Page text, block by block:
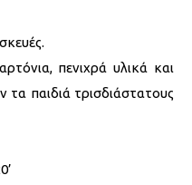
πενιχρά υλικά και
παιδιά τρισδιάστατους